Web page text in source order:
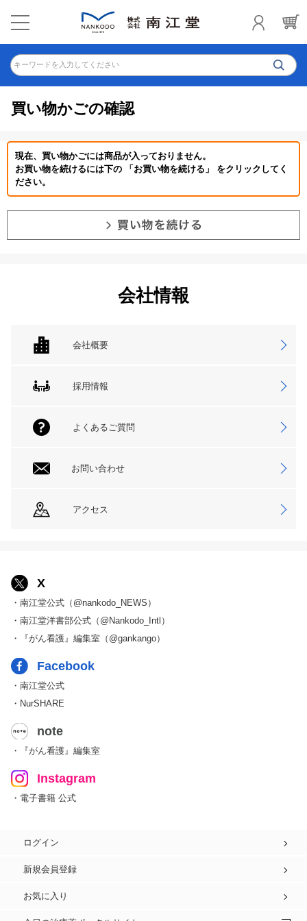
キーワードを入力してください
買い物かごの確認
現在、買い物かごには商品が入っておりません。
お買い物を続けるには下の 「お買い物を続ける」 をクリックしてく
ださい。
会社情報
会社概要
採用情報
よくあるご質問
お問い合わせ
アクセス
X
・南江堂公式（@nankodo_NEWS）
・南江堂洋書部公式（@Nankodo_Intl）
・『がん看護』編集室（@gankango）
Facebook
・南江堂公式
・NurSHARE
note
・『がん看護』編集室
Instagram
・電子書籍 公式
ログイン
新規会員登録
お気に入り